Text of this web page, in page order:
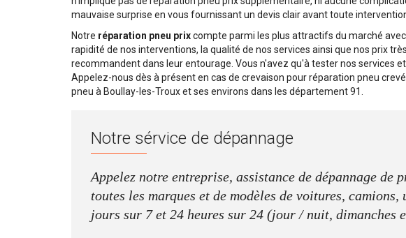
mauvaise surprise en vous fournissant un devis clair avant toute
Notre réparation pneu prixcompte parmi les plus attractifs du marché
rapidité de nos interventions, la qualité de nos services ainsi que nos prix
recommandent dans leur entourage. Vous n'avez qu'à tester nos services
Appelez-nous dès à présent en cas de crevaison pour réparation pneu
pneu à Boullay-les-Troux et ses environs dans les département 91.
Notre sérvice de dépannage
Appelez notre entreprise, assistance de dépannage de
toutes les marques et de modèles de voitures,
jours sur 7 et 24 heures sur 24 (jour / nuit, dimanches